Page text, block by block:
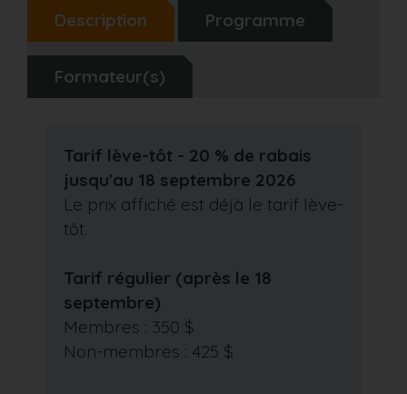
Description Programme
Formateur(s)
Tarif lève-tôt - 20 % de rabais
jusqu'au 18 septembre 2026
Le prix affiché est déjà le tarif lève-
tôt.
Tarif régulier (après le 18
septembre)
Membres : 350 $
Non-membres : 425 $